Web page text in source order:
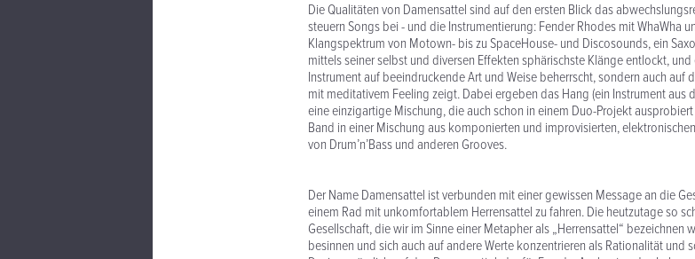
Die Qualitäten von Damensattel sind auf den ersten Blick das
steuern Songs bei - und die Instrumentierung: Fender Rhodes mit WhaWha
Klangspektrum von Motown- bis zu SpaceHouse- und Discosounds, ein
mittels seiner selbst und diversen Effekten sphärischste Klänge entlockt, und
Instrument auf beeindruckende Art und Weise beherrscht, sondern auch auf
mit meditativem Feeling zeigt. Dabei ergeben das Hang (ein Instrument aus
eine einzigartige Mischung, die auch schon in einem Duo-Projekt
Band in einer Mischung aus komponierten und improvisierten,
von Drum’n’Bass und anderen Grooves.
Der Name Damensattel ist verbunden mit einer gewissen Message an die
einem Rad mit unkomfortablem Herrensattel zu fahren. Die heutzutage so
Gesellschaft, die wir im Sinne einer Metapher als „Herrensattel“ bezeichnen
besinnen und sich auch auf andere Werte konzentrieren als Rationalität und